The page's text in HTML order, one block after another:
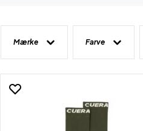
Mærke Farve